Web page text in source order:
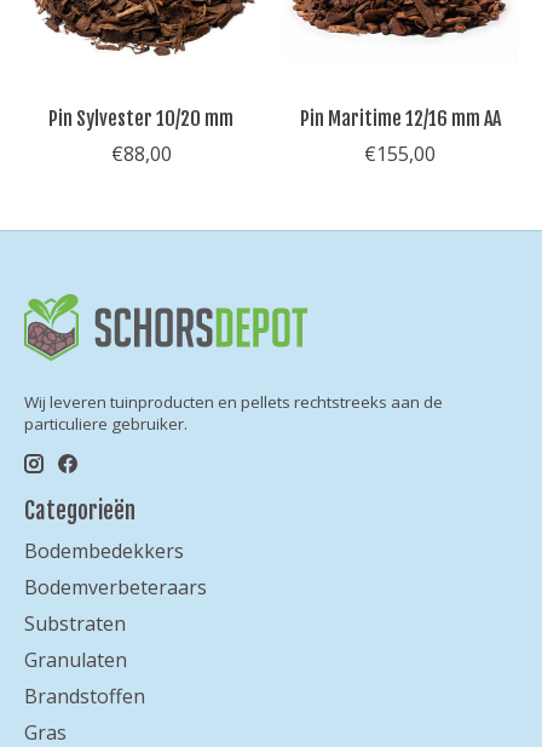
Pin Sylvester 10/20 mm
€88,00
Pin Maritime 12/16 mm AA
€155,00
Wij leveren tuinproducten en pellets rechtstreeks aan de
particuliere gebruiker.
Categorieën
Bodembedekkers
Bodemverbeteraars
Substraten
Granulaten
Brandstoffen
Gras